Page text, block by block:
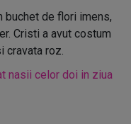
buchet de flori imens,
Cristi a avut costum
cravata roz.
nasii celor doi in ziua